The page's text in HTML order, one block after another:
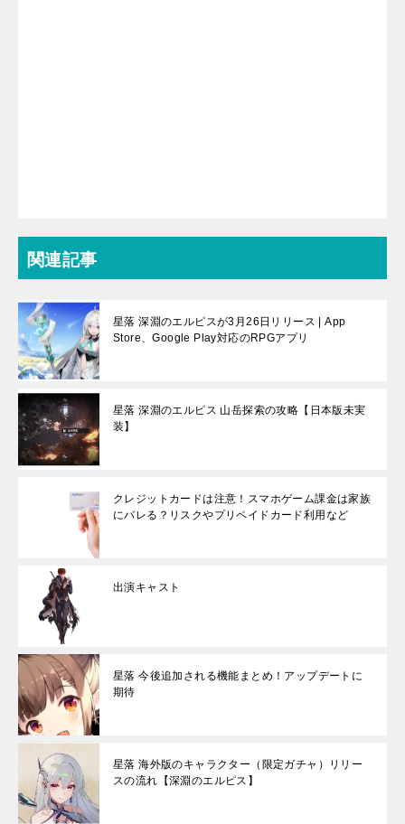
関連記事
星落 深淵のエルピスが3月26日リリース | App
Store、Google Play対応のRPGアプリ
星落 深淵のエルピス 山岳探索の攻略【日本版未実
装】
クレジットカードは注意！スマホゲーム課金は家族
にバレる？リスクやプリペイドカード利用など
出演キャスト
星落 今後追加される機能まとめ！アップデートに
期待
星落 海外版のキャラクター（限定ガチャ）リリー
スの流れ【深淵のエルピス】